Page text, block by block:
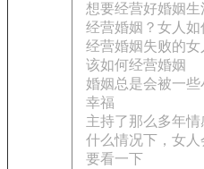
想要经营好婚姻
经营婚姻？女人
经营婚姻失败的女
该如何经营婚姻
婚姻总是会被一
幸福
主持了那么多年
什么情况下，女
要看一下